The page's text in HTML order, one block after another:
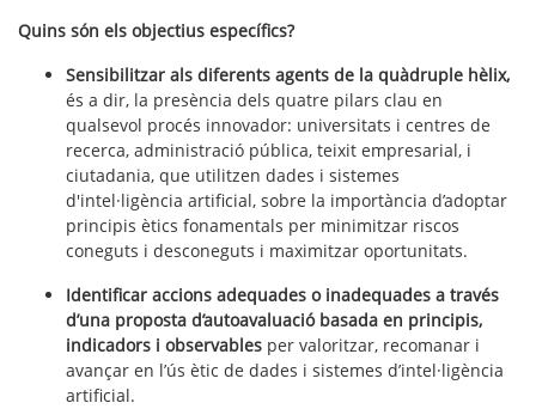
Quins són els objectius específics?
Sensibilitzar als diferents agents de la quàdruple hèlix,
és a dir, la presència dels quatre pilars clau en
qualsevol procés innovador: universitats i centres de
recerca, administració pública, teixit empresarial, i
ciutadania, que utilitzen dades i sistemes
d'intel·ligència artificial, sobre la importància d’adoptar
principis ètics fonamentals per minimitzar riscos
coneguts i desconeguts i maximitzar oportunitats.
Identificar accions adequades o inadequades a través
d’una proposta d’autoavaluació basada en principis,
indicadors i observables per valoritzar, recomanar i
avançar en l’ús ètic de dades i sistemes d’intel·ligència
artificial.